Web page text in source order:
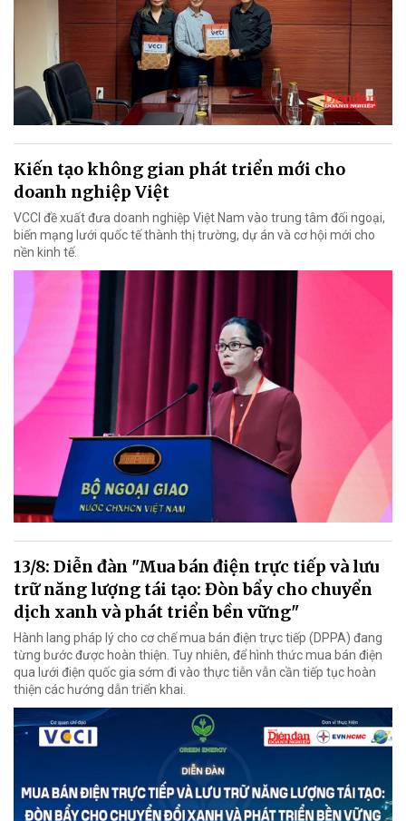
Kiến tạo không gian phát triển mới cho
doanh nghiệp Việt
VCCI đề xuất đưa doanh nghiệp Việt Nam vào trung tâm đối ngoại,
biến mạng lưới quốc tế thành thị trường, dự án và cơ hội mới cho
nền kinh tế.
13/8: Diễn đàn "Mua bán điện trực tiếp và lưu
trữ năng lượng tái tạo: Đòn bẩy cho chuyển
dịch xanh và phát triển bền vững"
Hành lang pháp lý cho cơ chế mua bán điện trực tiếp (DPPA) đang
từng bước được hoàn thiện. Tuy nhiên, để hình thức mua bán điện
qua lưới điện quốc gia sớm đi vào thực tiễn vẫn cần tiếp tục hoàn
thiện các hướng dẫn triển khai.